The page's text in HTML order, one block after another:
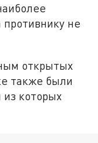
не
открытых
также были
из которых